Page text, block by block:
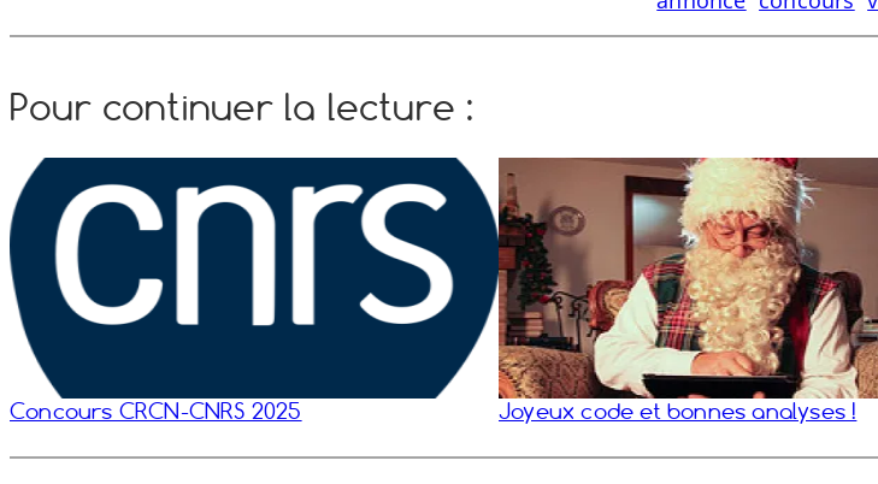
Pour continuer la lecture :
Concours CRCN-​CNRS 2025 Joyeux code et bonnes analyses !